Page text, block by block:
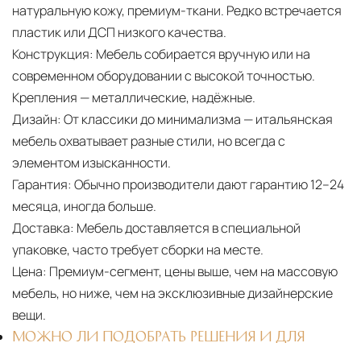
натуральную кожу, премиум-ткани. Редко встречается
пластик или ДСП низкого качества.
Конструкция: Мебель собирается вручную или на
современном оборудовании с высокой точностью.
Крепления — металлические, надёжные.
Дизайн: От классики до минимализма — итальянская
мебель охватывает разные стили, но всегда с
элементом изысканности.
Гарантия: Обычно производители дают гарантию 12–24
месяца, иногда больше.
Доставка: Мебель доставляется в специальной
упаковке, часто требует сборки на месте.
Цена: Премиум-сегмент, цены выше, чем на массовую
мебель, но ниже, чем на эксклюзивные дизайнерские
вещи.
МОЖНО ЛИ ПОДОБРАТЬ РЕШЕНИЯ И ДЛЯ